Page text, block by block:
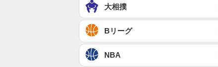
大相撲
Bリーグ
NBA